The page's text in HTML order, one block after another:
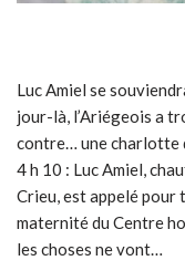
Luc Amiel se
jour-là, l’Ariégeois a
contre… une charlotte
4 h 10 : Luc Amiel,
Crieu, est appelé pour
maternité du Centre
les choses ne vont…